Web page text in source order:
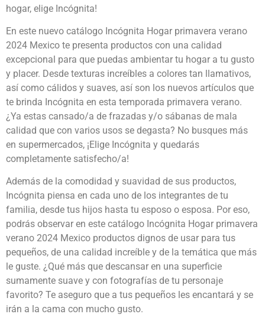
hogar, elige Incógnita!
En este nuevo catálogo Incógnita Hogar primavera verano
2024 Mexico te presenta productos con una calidad
excepcional para que puedas ambientar tu hogar a tu gusto
y placer. Desde texturas increíbles a colores tan llamativos,
así como cálidos y suaves, así son los nuevos artículos que
te brinda Incógnita en esta temporada primavera verano.
¿Ya estas cansado/a de frazadas y/o sábanas de mala
calidad que con varios usos se degasta? No busques más
en supermercados, ¡Elige Incógnita y quedarás
completamente satisfecho/a!
Además de la comodidad y suavidad de sus productos,
Incógnita piensa en cada uno de los integrantes de tu
familia, desde tus hijos hasta tu esposo o esposa. Por eso,
podrás observar en este catálogo Incógnita Hogar primavera
verano 2024 Mexico productos dignos de usar para tus
pequeños, de una calidad increíble y de la temática que más
le guste. ¿Qué más que descansar en una superficie
sumamente suave y con fotografías de tu personaje
favorito? Te aseguro que a tus pequeños les encantará y se
irán a la cama con mucho gusto.